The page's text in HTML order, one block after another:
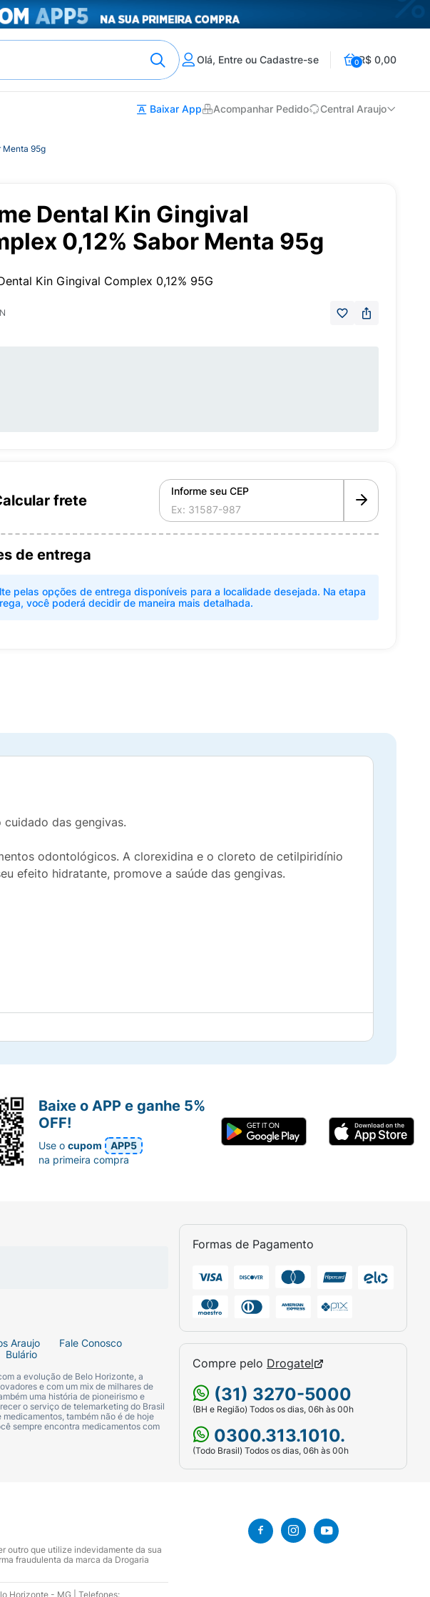
Olá, Entre ou Cadastre-se 0R$ 0,00
Baixar App Acompanhar Pedido Central Araujo
Menta 95g
Dental Kin Gingival
0,12% Sabor Menta 95g
Kin Gingival Complex 0,12% 95G
frete
Informe seu CEP
de entrega
pelas opções de entrega disponíveis para a localidade desejada. Na etapa
você poderá decidir de maneira mais detalhada.
das gengivas.
odontológicos. A clorexidina e o cloreto de cetilpiridínio
efeito hidratante, promove a saúde das gengivas.
após cada refeição e antes de dormir.
à clorexidina.
Araujo
Fale Conosco
Bulário
a evolução de Belo Horizonte, a
e com um mix de milhares de
uma história de pioneirismo e
o serviço de telemarketing do Brasil
também não é de hoje
sempre encontra medicamentos com
Formas de Pagamento
Compre pelo Drogatel
(31) 3270-5000
(BH e Região) Todos os dias, 06h às 00h
0300.313.1010.
(Todo Brasil) Todos os dias, 06h às 00h
Baixe o APP e ganhe 5%
OFF!
Use ocupom
APP5
na primeira compra
outro que utilize indevidamente da sua
fraudulenta da marca da Drogaria
Horizonte - MG | Telefones: